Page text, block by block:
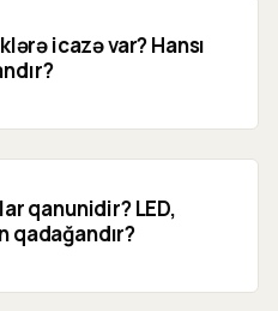
icazə var? Hansı
qanunidir? LED,
qadağandır?